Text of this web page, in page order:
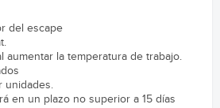
del escape
aumentar la temperatura de trabajo.
unidades.
en un plazo no superior a 15 días